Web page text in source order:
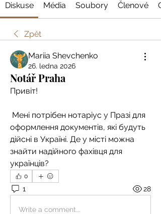
Diskuse Média Soubory Členové
Zpět
Mariia Shevchenko
26. ledna 2026
Notář Praha
Привіт!
оформлення документів, які будуть
дійсні в Україні. Де у місті можна
знайти надійного фахівця для
українців?
0
1 28
Write a comment...